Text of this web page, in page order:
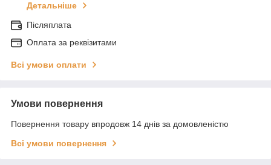
Детальніше
Післяплата
Оплата за реквізитами
Всі умови оплати
Умови повернення
Повернення товару впродовж 14 днів за домовленістю
Всі умови повернення